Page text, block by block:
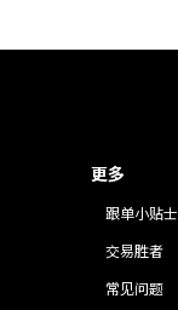
更多
跟单小贴士
交易胜者
常见问题